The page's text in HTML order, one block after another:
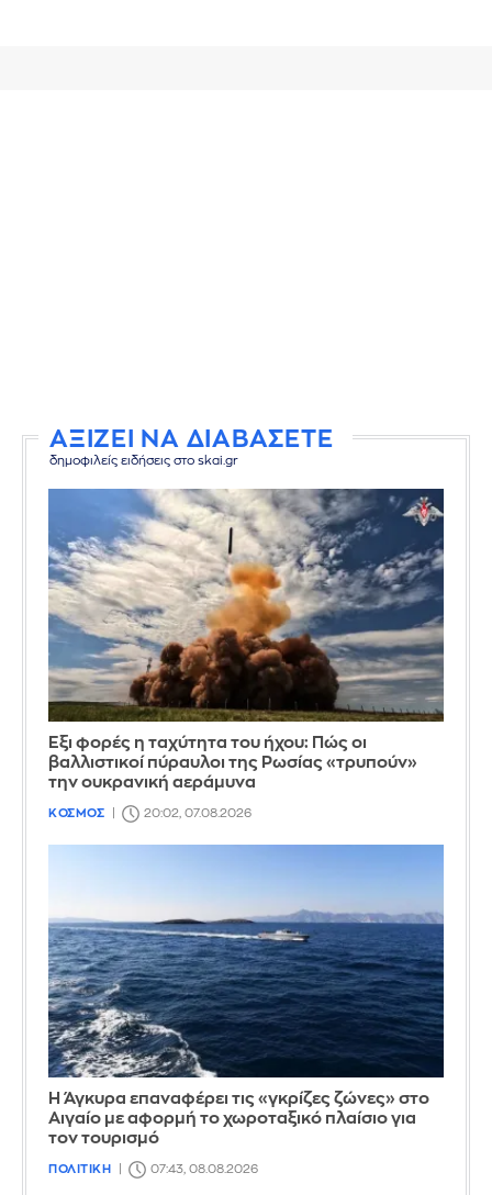
ΑΞΙΖΕΙ ΝΑ ΔΙΑΒΑΣΕΤΕ
δημοφιλείς ειδήσεις στο skai.gr
Έξι φορές η ταχύτητα του ήχου: Πώς οι
βαλλιστικοί πύραυλοι της Ρωσίας «τρυπούν»
την ουκρανική αεράμυνα
ΚΟΣΜΟΣ 20:02, 07.08.2026
Η Άγκυρα επαναφέρει τις «γκρίζες ζώνες» στο
Αιγαίο με αφορμή το χωροταξικό πλαίσιο για
τον τουρισμό
ΠΟΛΙΤΙΚΗ 07:43, 08.08.2026